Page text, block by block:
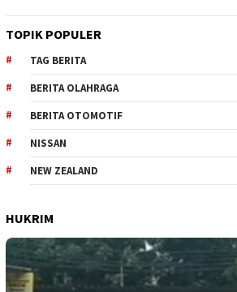
TOPIK POPULER
TAG BERITA
BERITA OLAHRAGA
BERITA OTOMOTIF
NISSAN
NEW ZEALAND
HUKRIM